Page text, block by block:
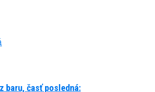
baru, časť posledná: